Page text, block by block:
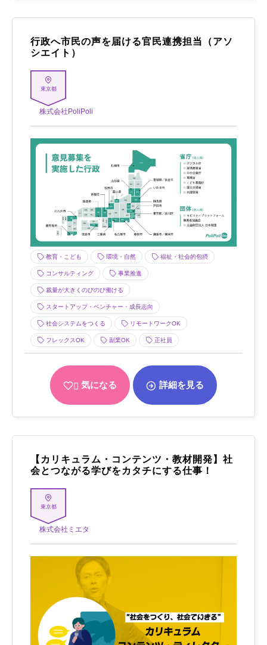
行政へ市民の声を届ける官民連携担当（アソ
シエイト）
東京都
株式会社PoliPoli
教育・こども 環境・自然 福祉・社会的包摂
コンサルティング 事業推進
裁量が大きくのびのび働ける
スタートアップ・ベンチャー・成長志向
社会システムをつくる リモートワークOK
フレックスOK 副業OK 正社員
気になる 詳細を見る
【カリキュラム・コンテンツ・教材開発】社
会とつながる学びをカタチにする仕事！
東京都
株式会社ミエタ